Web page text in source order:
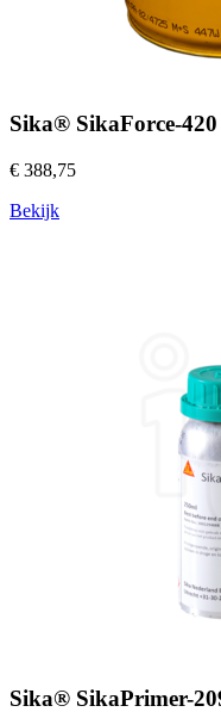
Sika® SikaForce-
€ 388,75
Bekijk
Sika® SikaPrimer-